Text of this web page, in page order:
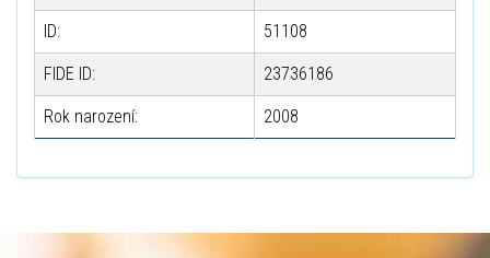
ID: 51108
FIDE ID: 23736186
Rok narození: 2008